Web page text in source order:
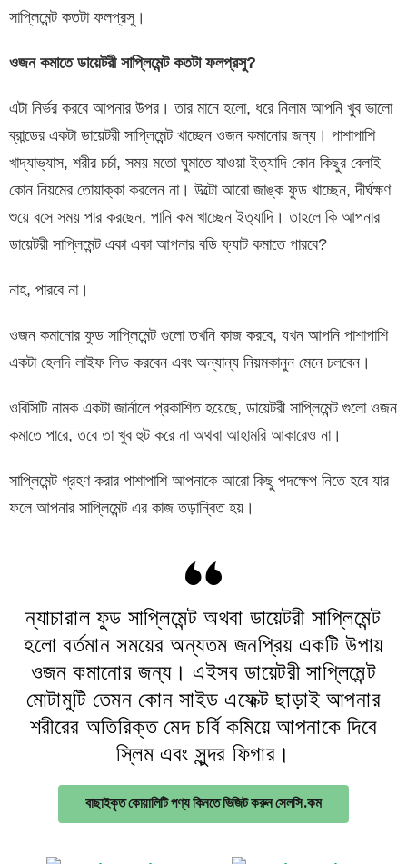
সাপ্লিমেন্ট কতটা ফলপ্রসু।
ওজন কমাতে ডায়েটরী সাপ্লিমেন্ট কতটা ফলপ্রসু?
এটা নির্ভর করবে আপনার উপর। তার মানে হলো, ধরে নিলাম আপনি খুব ভালো
ব্রান্ডের একটা ডায়েটরী সাপ্লিমেন্ট খাচ্ছেন ওজন কমানোর জন্য। পাশাপাশি
খাদ্যাভ্যাস, শরীর চর্চা, সময় মতো ঘুমাতে যাওয়া ইত্যাদি কোন কিছুর বেলাই
কোন নিয়মের তোয়াক্কা করলেন না। উল্টো আরো জাঙ্ক ফুড খাচ্ছেন, দীর্ঘক্ষণ
শুয়ে বসে সময় পার করছেন, পানি কম খাচ্ছেন ইত্যাদি। তাহলে কি আপনার
ডায়েটরী সাপ্লিমেন্ট একা একা আপনার বডি ফ্যাট কমাতে পারবে?
নাহ, পারবে না।
ওজন কমানোর ফুড সাপ্লিমেন্ট গুলো তখনি কাজ করবে, যখন আপনি পাশাপাশি
একটা হেলদি লাইফ লিড করবেন এবং অন্যান্য নিয়মকানুন মেনে চলবেন।
ওবিসিটি নামক একটা জার্নালে প্রকাশিত হয়েছে, ডায়েটরী সাপ্লিমেন্ট গুলো ওজন
কমাতে পারে, তবে তা খুব হুট করে না অথবা আহামরি আকারেও না।
সাপ্লিমেন্ট গ্রহণ করার পাশাপাশি আপনাকে আরো কিছু পদক্ষেপ নিতে হবে যার
ফলে আপনার সাপ্লিমেন্ট এর কাজ তড়ান্বিত হয়।
ন্যাচারাল ফুড সাপ্লিমেন্ট অথবা ডায়েটরী সাপ্লিমেন্ট
হলো বর্তমান সময়ের অন্যতম জনপ্রিয় একটি উপায়
ওজন কমানোর জন্য। এইসব ডায়েটরী সাপ্লিমেন্ট
মোটামুটি তেমন কোন সাইড এফেক্ট ছাড়াই আপনার
শরীরের অতিরিক্ত মেদ চর্বি কমিয়ে আপনাকে দিবে
স্লিম এবং সুন্দর ফিগার।
বাছাইকৃত কোয়ালিটি পণ্য কিনতে ভিজিট করুন সেলসি.কম